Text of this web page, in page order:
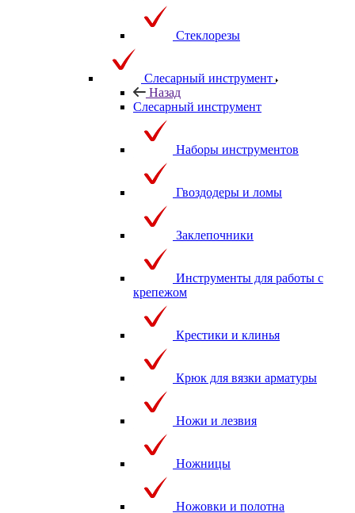
Стеклорезы
Слесарный инструмент
Назад
Слесарный инструмент
Наборы инструментов
Гвоздодеры и ломы
Заклепочники
Инструменты для работы с
крепежом
Крестики и клинья
Крюк для вязки арматуры
Ножи и лезвия
Ножницы
Ножовки и полотна